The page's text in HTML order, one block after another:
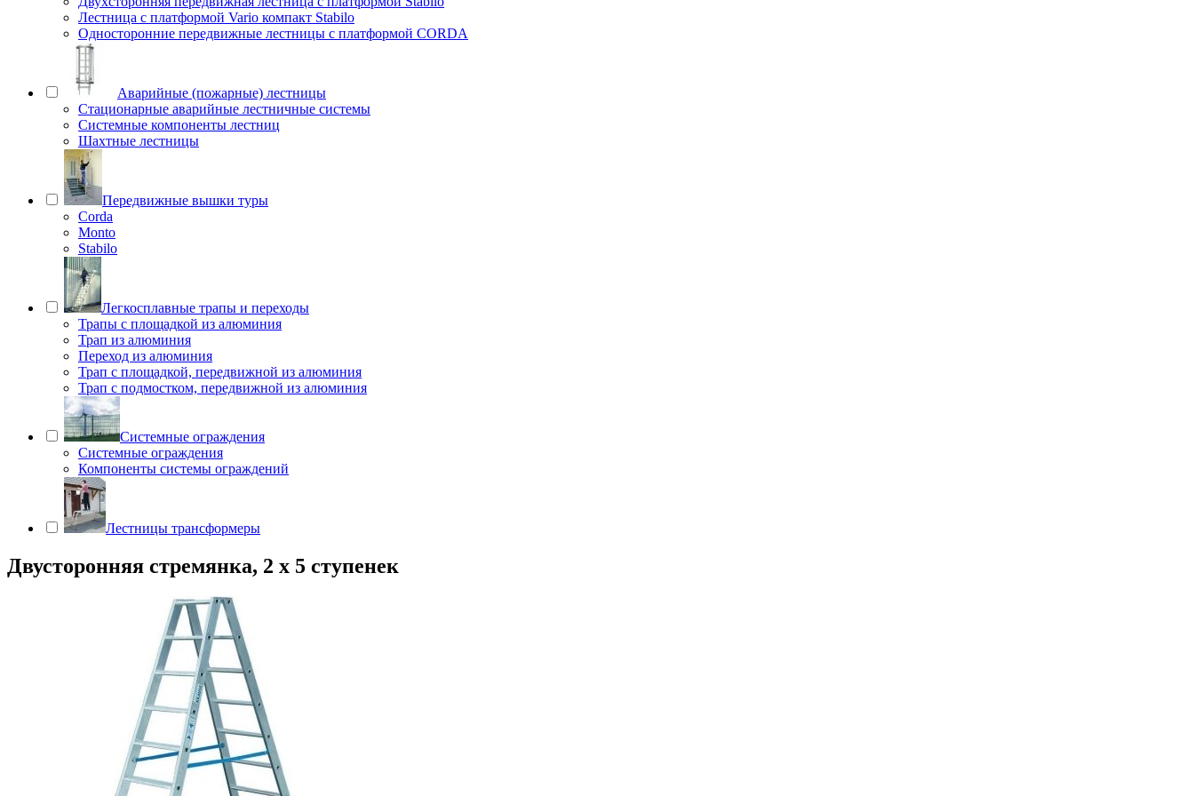
Лестница с платформой Vario компакт Stabilo
Односторонние передвижные лестницы с платформой CORDA
Аварийные (пожарные) лестницы
Стационарные аварийные лестничные системы
Системные компоненты лестниц
Шахтные лестницы
Передвижные вышки туры
Corda
Monto
Stabilo
Легкосплавные трапы и переходы
Трапы с площадкой из алюминия
Трап из алюминия
Переход из алюминия
Трап с площадкой, передвижной из алюминия
Трап с подмостком, передвижной из алюминия
Системные ограждения
Системные ограждения
Компоненты системы ограждений
Лестницы трансформеры
Двусторонняя стремянка, 2 х 5 ступенек